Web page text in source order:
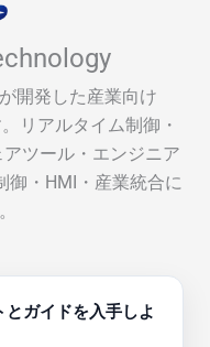
開発した産業向け
リアルタイム制御・
ツール・エンジニア
御・HMI・産業統合に
とガイドを入手しよ